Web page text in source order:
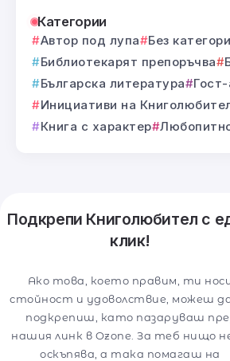
Категории
Автор под лупа
Без
Библиотекарят препоръчва
Българска литература
Инициативи на
Книга с характер
Подкрепи Книголюбител с
клик!
Ако това, което правим, ти
стойност и удоволствие, можеш
подкрепиш, като пазаруваш
нашия линк в Ozone. За теб нищо
оскъпява, а така помагаш на